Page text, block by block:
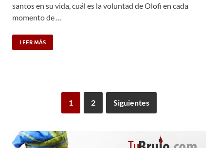
santos en su vida, cuál es la voluntad de Olofi en cada
momento de …
LEER MÁS
1 2 Siguientes